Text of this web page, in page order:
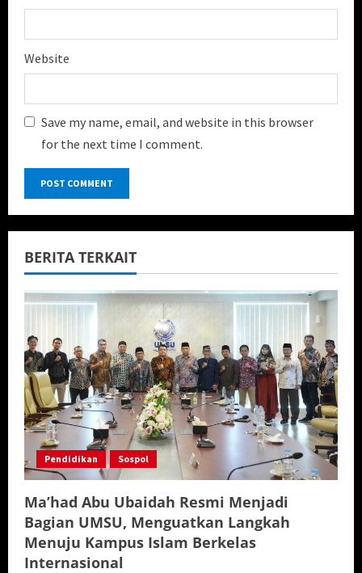
Website
Save my name, email, and website in this browser
for the next time I comment.
BERITA TERKAIT
Pendidikan Sospol
Ma’had Abu Ubaidah Resmi Menjadi
Bagian UMSU, Menguatkan Langkah
Menuju Kampus Islam Berkelas
Internasional